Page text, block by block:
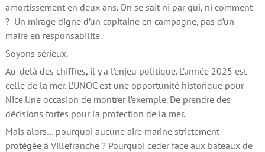
amortissement en deux ans. On se sait ni par qui, ni comment
? Un mirage digne d’un capitaine en campagne, pas d’un
maire en responsabilité.
Soyons sérieux.
Au-delà des chiffres, il y a l’enjeu politique. L’année 2025 est
celle de la mer. L’UNOC est une opportunité historique pour
Nice.Une occasion de montrer l’exemple. De prendre des
décisions fortes pour la protection de la mer.
Mais alors… pourquoi aucune aire marine strictement
protégée à Villefranche ? Pourquoi céder face aux bateaux de